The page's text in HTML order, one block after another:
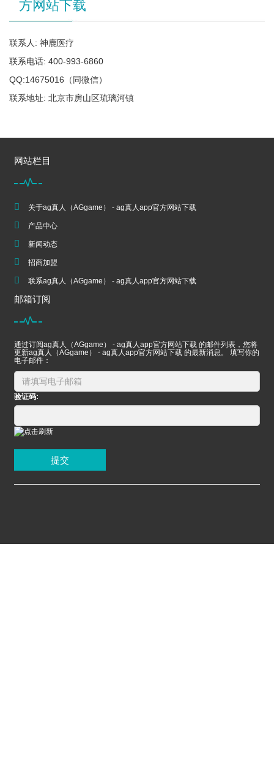
方网站下载
联系人: 神鹿医疗
联系电话: 400-993-6860
QQ:14675016（同微信）
联系地址: 北京市房山区琉璃河镇
网站栏目
关于ag真人（AGgame） - ag真人app官方网站下载
产品中心
新闻动态
招商加盟
联系ag真人（AGgame） - ag真人app官方网站下载
邮箱订阅
通过订阅ag真人（AGgame） - ag真人app官方网站下载 的邮件列表，您将
更新ag真人（AGgame） - ag真人app官方网站下载 的最新消息。 填写你的
电子邮件：
验证码:
提交